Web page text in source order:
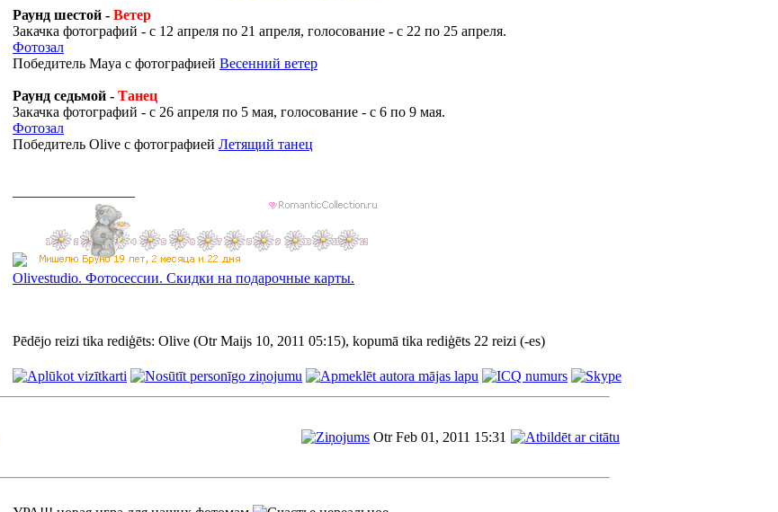
Раунд шестой - Ветер
Закачка фотографий - с 12 апреля по 21 апреля, голосование - с 22 по 25 апреля.
Фотозал
Победитель Maya с фотографией Весенний ветер
Раунд седьмой - Танец
Закачка фотографий - с 26 апреля по 5 мая, голосование - с 6 по 9 мая.
Фотозал
Победитель Olive с фотографией Летящий танец
Olivestudiо. Фотосессии. Скидки на подарочные карты.
Pēdējo reizi tika rediģēts: Olive (Otr Maijs 10, 2011 05:15), kopumā tika rediģēts 22 reizi (-es)
Otr Feb 01, 2011 15:31